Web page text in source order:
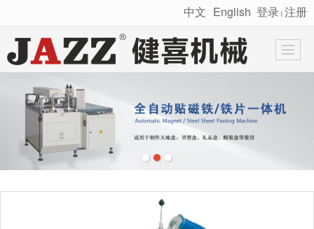
很遗憾，因您的浏览器版本过低导致无法获得最佳浏览体验，推荐下载安装谷歌浏览器！
中文 English 登录 丨 注册